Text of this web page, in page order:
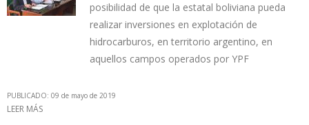
posibilidad de que la estatal boliviana pueda
realizar inversiones en explotación de
hidrocarburos, en territorio argentino, en
aquellos campos operados por YPF
PUBLICADO: 09 de mayo de 2019
LEER MÁS